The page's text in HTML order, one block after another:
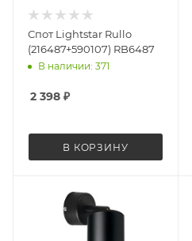
Спот Lightstar Rullo
(216487+590107) RB6487
В наличии: 371
2 398 ₽
В КОРЗИНУ